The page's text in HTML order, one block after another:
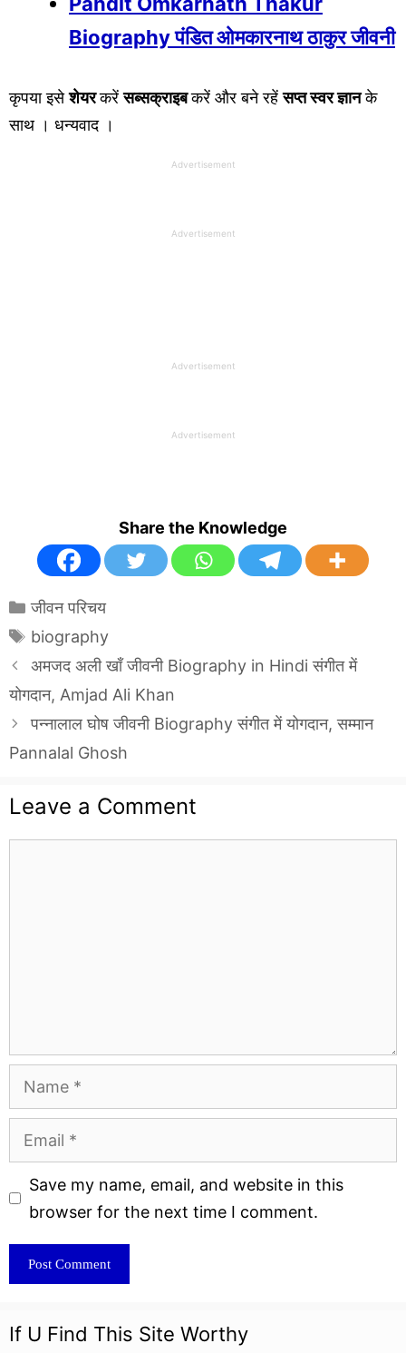
Biography पंडित ओमकारनाथ ठाकुर जीवनी
कृपया इसेशेयरकरेंसब्सक्राइबकरें और बने रहेंसप्त स्वर ज्ञानके
साथ । धन्यवाद ।
Advertisement
Advertisement
Advertisement
Advertisement
Share the Knowledge
Categories
जीवन परिचय
Tags
biography
अमजद अली खाँ जीवनी Biography in Hindi संगीत में
योगदान, Amjad Ali Khan
पन्नालाल घोष जीवनी Biography संगीत में योगदान, सम्मान
Pannalal Ghosh
Leave a Comment
Name
Email
Website
Save my name, email, and website in this
browser for the next time I comment.
If U Find This Site Worthy